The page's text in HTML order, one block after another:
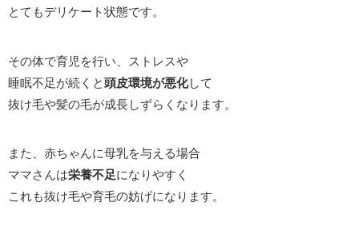
とてもデリケート状態です。
その体で育児を行い、ストレスや
睡眠不足が続くと頭皮環境が悪化して
抜け毛や髪の毛が成長しずらくなります。
また、赤ちゃんに母乳を与える場合
ママさんは栄養不足になりやすく
これも抜け毛や育毛の妨げになります。